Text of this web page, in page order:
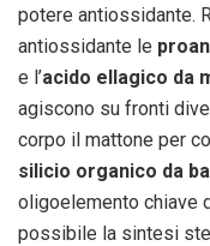
potere antiossidante.
antiossidante le
e l’acido ellagico da
agiscono su fronti
corpo il mattone per
silicio organico da
oligoelemento chiave
possibile la sintesi